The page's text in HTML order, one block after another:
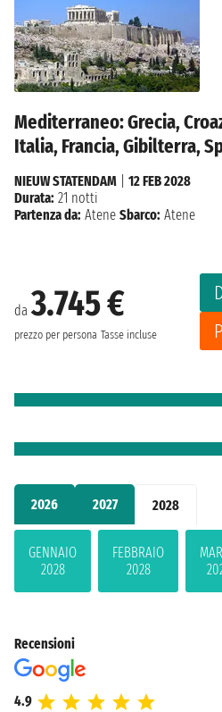
2026 2027 2028
GENNAIO
2028
FEBBRAIO
2028
Mediterraneo: Grecia,
Italia, Francia, Gibilterra,
da3.745 €
prezzo per persona Tasse incluse
NIEUW STATENDAM
12 FEB 2028
Durata: 21 notti
Partenza da: Atene Sbarco: Atene
Recensioni
4.9